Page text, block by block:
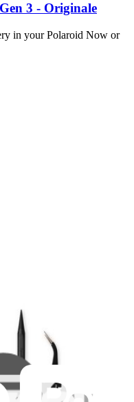
3 - Originale
in your Polaroid Now or
your Polaroid Now or Now+
vita